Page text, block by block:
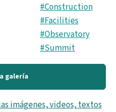
#Construction
#Facilities
#Observatory
#Summit
galería
imágenes, videos, textos